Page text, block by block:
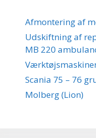
Afmontering af
Udskiftning af
MB 220
Scania 75 – 76
Molberg (Lion)